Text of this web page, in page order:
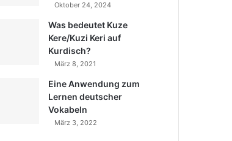
Oktober 24, 2024
Was bedeutet Kuze
Kere/Kuzi Keri auf
Kurdisch?
März 8, 2021
Eine Anwendung zum
Lernen deutscher
Vokabeln
März 3, 2022